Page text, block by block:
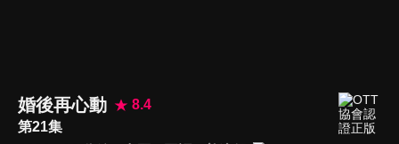
婚後再心動
8.4
第21集